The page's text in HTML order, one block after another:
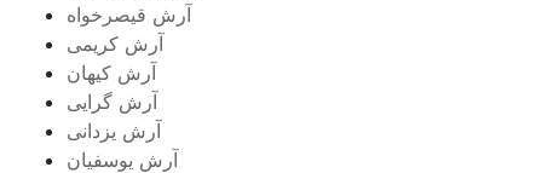
آرش قیصرخواه
آرش کریمی
آرش کیهان
آرش گرایی
آرش یزدانی
آرش یوسفیان